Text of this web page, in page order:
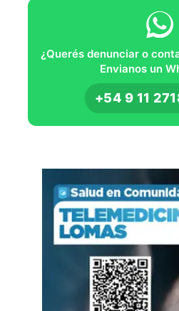
¿Querés denunciar o
Envianos un
+54 9 11